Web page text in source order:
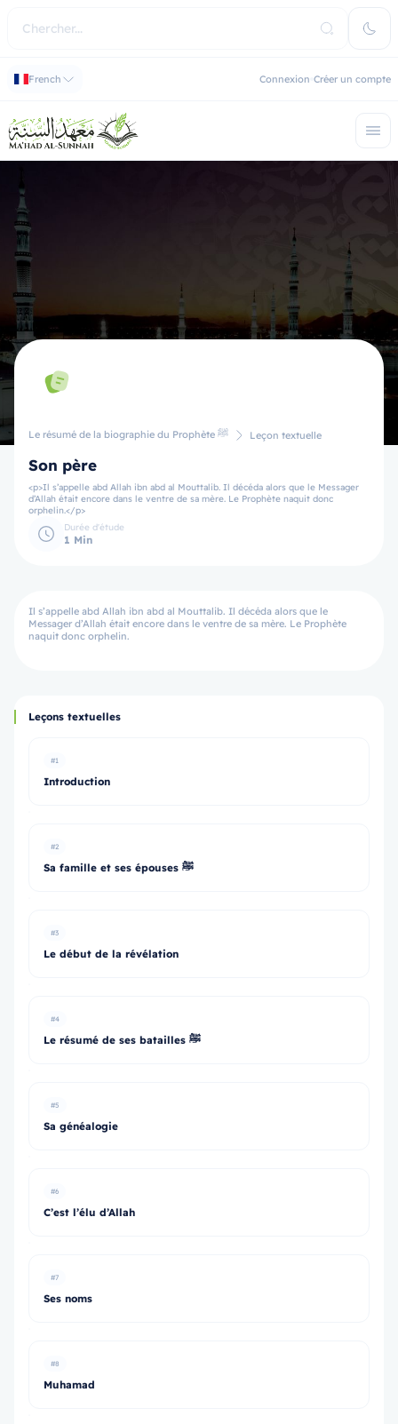
French Connexion Créer un compte
Le résumé de la biographie du Prophète ﷺ Leçon textuelle
Son père
<p>Il s’appelle abd Allah ibn abd al Mouttalib. Il décéda alors que le Messager
d’Allah était encore dans le ventre de sa mère. Le Prophète naquit donc
orphelin.</p>
Durée d'étude
1 Min
Il s’appelle abd Allah ibn abd al Mouttalib. Il décéda alors que le
Messager d’Allah était encore dans le ventre de sa mère. Le Prophète
naquit donc orphelin.
Leçons textuelles
#1
Introduction
#2
Sa famille et ses épouses ﷺ
#3
Le début de la révélation
#4
Le résumé de ses batailles ﷺ
#5
Sa généalogie
#6
C’est l’élu d’Allah
#7
Ses noms
#8
Muhamad